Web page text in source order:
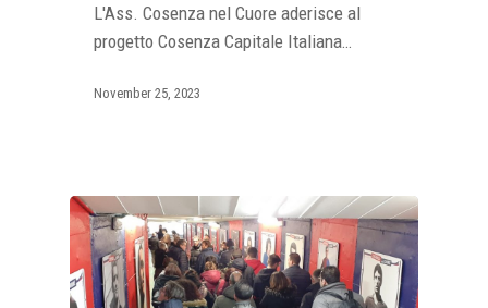
L'Ass. Cosenza nel Cuore aderisce al
progetto Cosenza Capitale Italiana…
November 25, 2023